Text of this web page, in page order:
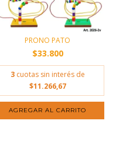
PRONO PATO
$33.800
3 cuotas sin interés de
$11.266,67